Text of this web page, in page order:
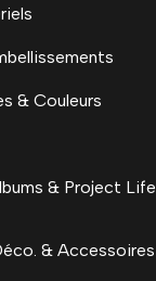
& Couleurs
& Project Life
& Accessoires